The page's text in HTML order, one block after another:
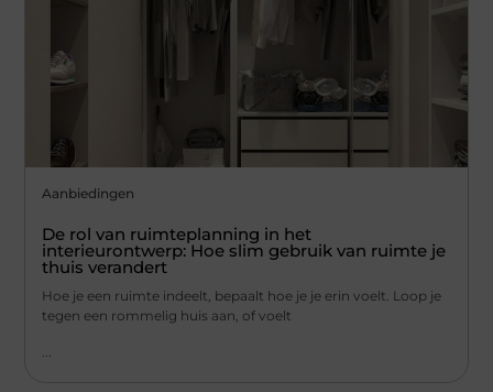
Aanbiedingen
De rol van ruimteplanning in het
interieurontwerp: Hoe slim gebruik van ruimte je
thuis verandert
Hoe je een ruimte indeelt, bepaalt hoe je je erin voelt. Loop je
tegen een rommelig huis aan, of voelt